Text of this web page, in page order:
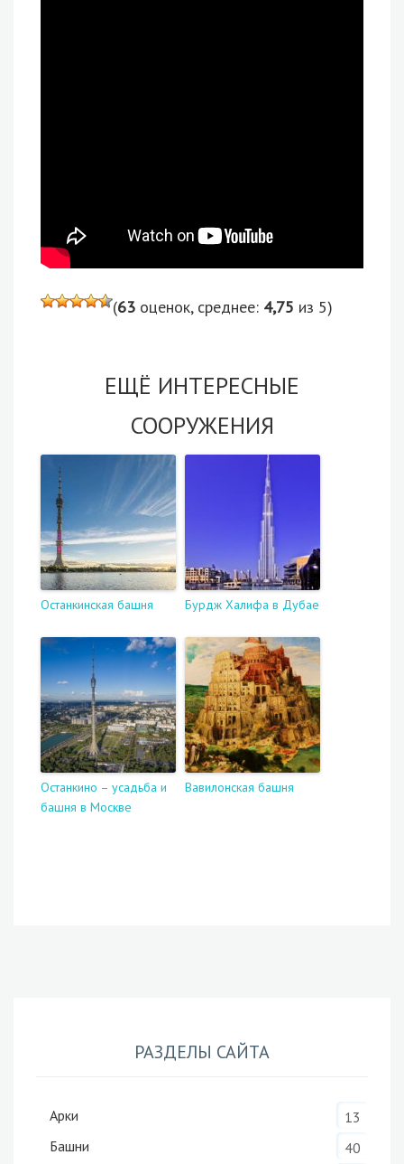
(63 оценок, среднее: 4,75 из 5)
ЕЩЁ ИНТЕРЕСНЫЕ
СООРУЖЕНИЯ
Останкинская башня Бурдж Халифа в Дубае
Останкино – усадьба и
башня в Москве
Вавилонская башня
РАЗДЕЛЫ САЙТА
Арки
13
Башни
40